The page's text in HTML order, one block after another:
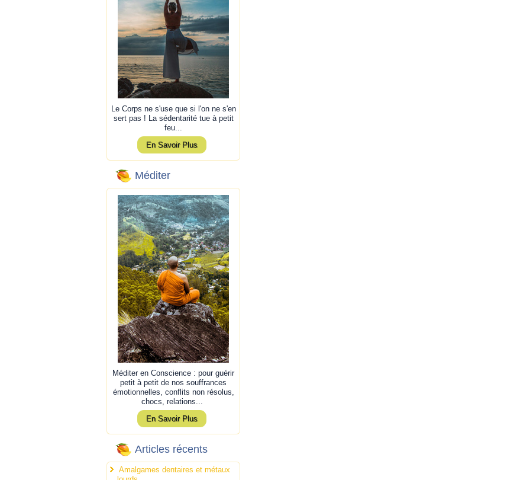
Le Corps ne s'use que si l'on ne s'en
sert pas ! La sédentarité tue à petit
feu...
En Savoir Plus
Méditer
Méditer en Conscience : pour guérir
petit à petit de nos souffrances
émotionnelles, conflits non résolus,
chocs, relations...
En Savoir Plus
Articles récents
Amalgames dentaires et métaux